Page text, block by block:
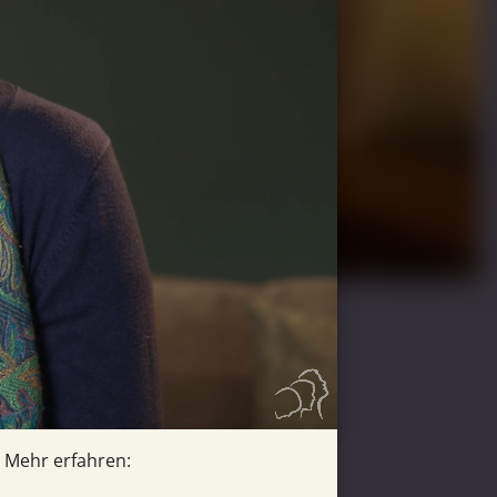
Mehr erfahren: